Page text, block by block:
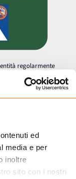
ed
media e per
inoltre
sito con i nostri
regolarmente
online di